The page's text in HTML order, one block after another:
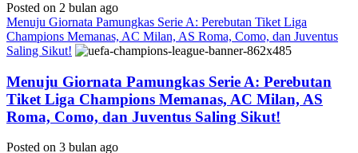
Posted on 2 bulan ago
Menuju Giornata Pamungkas Serie A: Perebutan Tiket Liga
Champions Memanas, AC Milan, AS Roma, Como, dan Juventus
Saling Sikut!
Menuju Giornata Pamungkas Serie A: Perebutan
Tiket Liga Champions Memanas, AC Milan, AS
Roma, Como, dan Juventus Saling Sikut!
Posted on 3 bulan ago